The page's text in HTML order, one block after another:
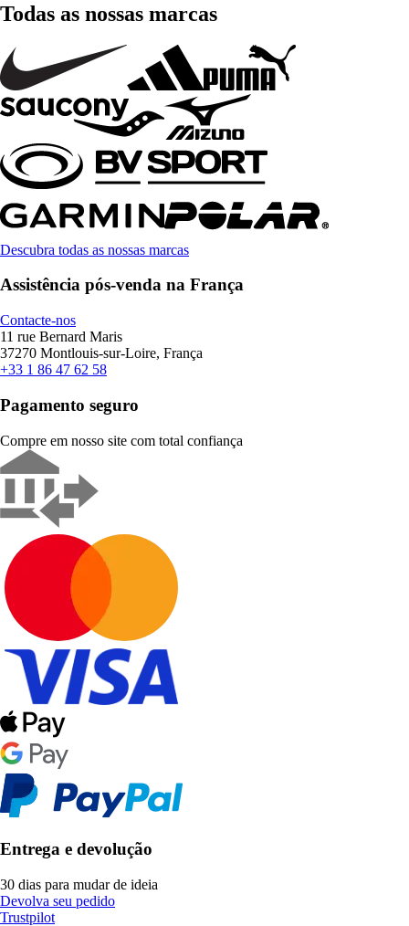
Todas as nossas marcas
Descubra todas as nossas marcas
Assistência pós-venda na França
Contacte-nos
11 rue Bernard Maris
37270 Montlouis-sur-Loire, França
+33 1 86 47 62 58
Pagamento seguro
Compre em nosso site com total confiança
Entrega e devolução
30 dias para mudar de ideia
Devolva seu pedido
Trustpilot